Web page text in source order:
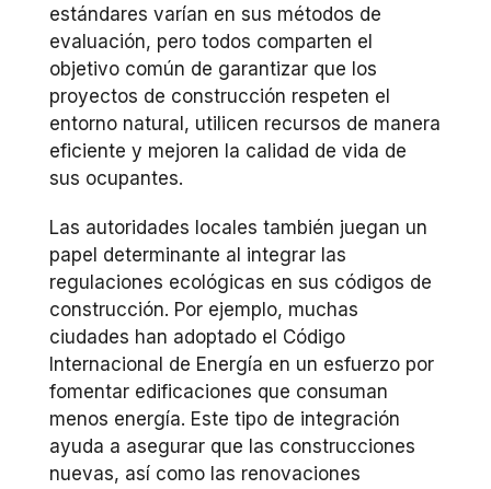
estándares varían en sus métodos de
evaluación, pero todos comparten el
objetivo común de garantizar que los
proyectos de construcción respeten el
entorno natural, utilicen recursos de manera
eficiente y mejoren la calidad de vida de
sus ocupantes.
Las autoridades locales también juegan un
papel determinante al integrar las
regulaciones ecológicas en sus códigos de
construcción. Por ejemplo, muchas
ciudades han adoptado el Código
Internacional de Energía en un esfuerzo por
fomentar edificaciones que consuman
menos energía. Este tipo de integración
ayuda a asegurar que las construcciones
nuevas, así como las renovaciones